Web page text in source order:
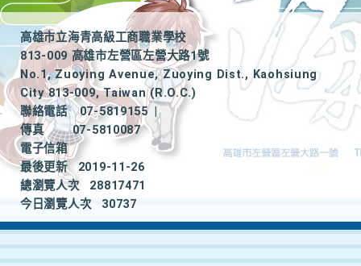
高雄市立海青高級工商職業學校
813-009 高雄市左營區左營大路1號
No.1, Zuoying Avenue, Zuoying Dist., Kaohsiung
City 813-009, Taiwan (R.O.C.)
聯絡電話
07-5819155
|
傳真
07-5810087
電子信箱
最後更新
2019-11-26
總瀏覽人次
28817471
今日瀏覽人次
30737